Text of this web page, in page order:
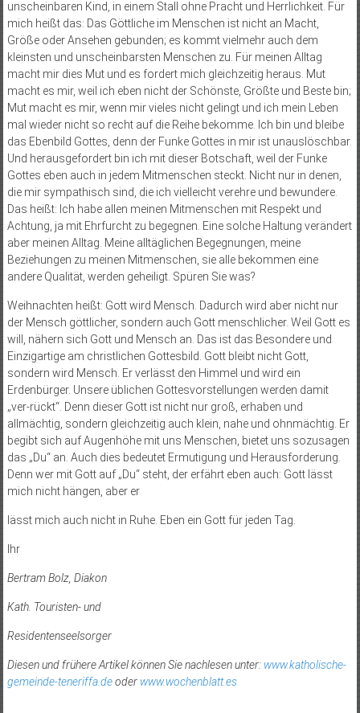
unscheinbaren Kind, in einem Stall ohne Pracht und Herrlichkeit. Für
mich heißt das: Das Göttliche im Menschen ist nicht an Macht,
Größe oder Ansehen gebunden; es kommt vielmehr auch dem
kleinsten und unscheinbarsten Menschen zu. Für meinen Alltag
macht mir dies Mut und es fordert mich gleichzeitig heraus. Mut
macht es mir, weil ich eben nicht der Schönste, Größte und Beste bin;
Mut macht es mir, wenn mir vieles nicht gelingt und ich mein Leben
mal wieder nicht so recht auf die Reihe bekomme. Ich bin und bleibe
das Ebenbild Gottes, denn der Funke Gottes in mir ist unauslöschbar.
Und herausgefordert bin ich mit dieser Botschaft, weil der Funke
Gottes eben auch in jedem Mitmenschen steckt. Nicht nur in denen,
die mir sympathisch sind, die ich vielleicht verehre und bewundere.
Das heißt: Ich habe allen meinen Mitmenschen mit Respekt und
Achtung, ja mit Ehrfurcht zu begegnen. Eine solche Haltung verändert
aber meinen Alltag. Meine alltäglichen Begegnungen, meine
Beziehungen zu meinen Mitmenschen, sie alle bekommen eine
andere Qualität, werden geheiligt. Spüren Sie was?
Weihnachten heißt: Gott wird Mensch. Dadurch wird aber nicht nur
der Mensch göttlicher, sondern auch Gott menschlicher. Weil Gott es
will, nähern sich Gott und Mensch an. Das ist das Besondere und
Einzigartige am christlichen Gottesbild. Gott bleibt nicht Gott,
sondern wird Mensch. Er verlässt den Himmel und wird ein
Erdenbürger. Unsere üblichen Gottesvorstellungen werden damit
„ver-rückt“. Denn dieser Gott ist nicht nur groß, erhaben und
allmächtig, sondern gleichzeitig auch klein, nahe und ohnmächtig. Er
begibt sich auf Augenhöhe mit uns Menschen, bietet uns sozusagen
das „Du“ an. Auch dies bedeutet Ermutigung und Herausforderung.
Denn wer mit Gott auf „Du“ steht, der erfährt eben auch: Gott lässt
mich nicht hängen, aber er
lässt mich auch nicht in Ruhe. Eben ein Gott für jeden Tag.
Ihr
Bertram Bolz, Diakon
Kath. Touristen- und
Residentenseelsorger
Diesen und frühere Artikel können Sie nachlesen unter: www.katholische-
gemeinde-teneriffa.deoder www.wochenblatt.es